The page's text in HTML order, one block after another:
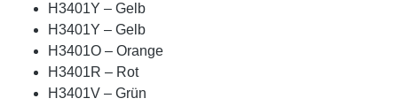
H3401Y – Gelb
H3401Y – Gelb
H3401O – Orange
H3401R – Rot
H3401V – Grün